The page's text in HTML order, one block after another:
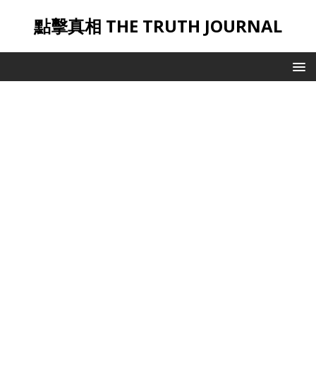
點擊真相 THE TRUTH JOURNAL